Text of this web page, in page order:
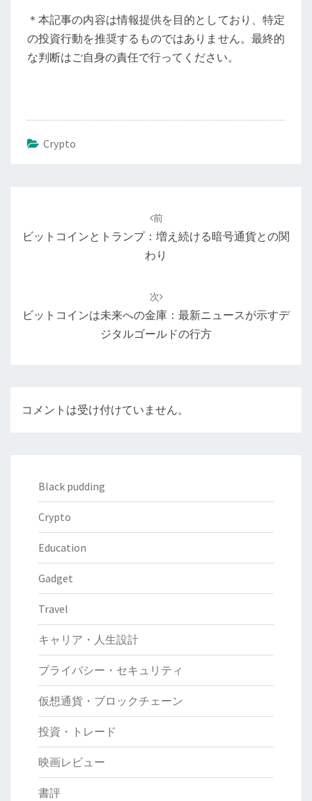
＊本記事の内容は情報提供を目的としており、特定
の投資行動を推奨するものではありません。最終的
な判断はご自身の責任で行ってください。
Crypto
ナ
ョ
前
ビットコインとトランプ：増え続ける暗号通貨との関
わり
次
ビットコインは未来への金庫：最新ニュースが示すデ
ジタルゴールドの行方
コメントは受け付けていません。
Black pudding
Crypto
Education
Gadget
Travel
キャリア・人生設計
プライバシー・セキュリティ
仮想通貨・ブロックチェーン
投資・トレード
映画レビュー
書評